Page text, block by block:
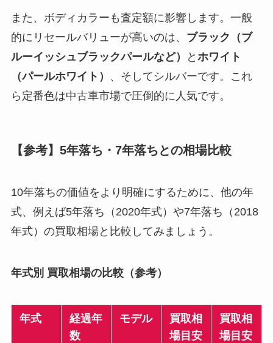
また、ボディカラーも査定額に影響します。一般
的にリセールバリューが高いのは、 ブラック（ブ
ルーイッシュブラックパールなど）
と ホワイト
（パールホワイト）
、そしてシルバーです。これ
ら定番色は中古車市場で圧倒的に人気です。
【参考】5年落ち・7年落ちとの相場比較
10年落ちの価値をより明確にするために、他の年
式、例えば5年落ち（2020年式）や7年落ち（2018
年式）の買取相場と比較してみましょう。
年式別 買取相場の比較（参考）
年式
経過年
数
モデル
買取相
場目安
買取相
場目安